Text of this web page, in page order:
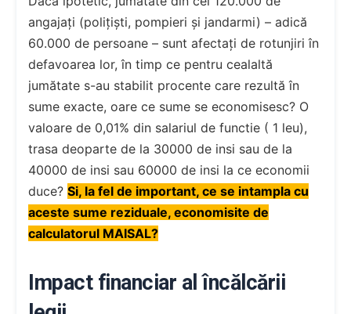
angajați (polițiști, pompieri și jandarmi) – adică
60.000 de persoane – sunt afectați de rotunjiri în
defavoarea lor, în timp ce pentru cealaltă
jumătate s-au stabilit procente care rezultă în
sume exacte, oare ce sume se economisesc? O
valoare de 0,01% din salariul de functie ( 1 leu),
trasa deoparte de la 30000 de insi sau de la
40000 de insi sau 60000 de insi la ce economii
duce? Si, la fel de important, ce se intampla cu
aceste sume reziduale, economisite de
calculatorul MAISAL?
Impact financiar al încălcării